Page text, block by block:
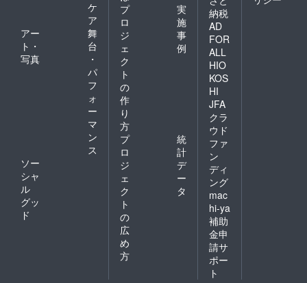
ケ
ア
アー
ト・
写真
舞
台
・
パ
フ
ォ
ー
マ
ン
ス
ソー
シャ
ル
グッ
ド
プ
ロ
ジ
ェ
ク
ト
の
作
り
方
実
施
事
例
プ
ロ
ジ
ェ
ク
ト
の
広
め
方
統
計
デ
ー
タ
納税
AD
FOR
ALL
HIO
KOS
HI
JFA
クラ
ウド
ファ
ン
ディ
ング
mac
hi-ya
補助
金申
請サ
ポー
ト